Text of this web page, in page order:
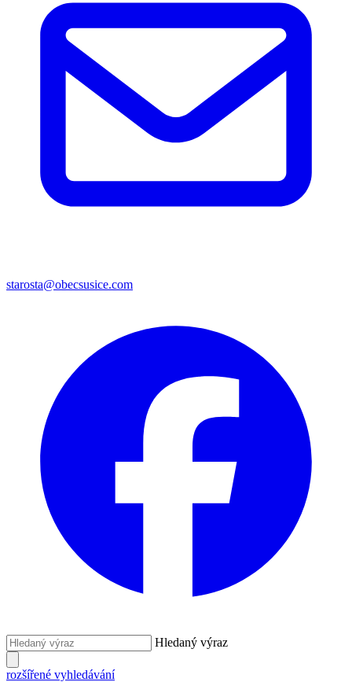
starosta@obecsusice.com
Hledaný výraz
rozšířené vyhledávání